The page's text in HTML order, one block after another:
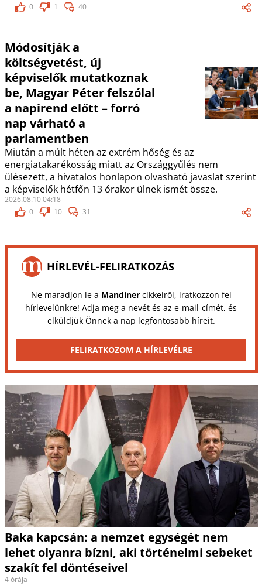
0
1 40
Módosítják a
költségvetést, új
képviselők mutatkoznak
be, Magyar Péter felszólal
a napirend előtt – forró
nap várható a
parlamentben
Miután a múlt héten az extrém hőség és az
energiatakarékosság miatt az Országgyűlés nem
ülésezett, a hivatalos honlapon olvasható javaslat szerint
a képviselők hétfőn 13 órakor ülnek ismét össze.
2026.08.10 04:18
0
10 31
HÍRLEVÉL-FELIRATKOZÁS
Ne maradjon le a Mandinercikkeiről, iratkozzon fel
hírlevelünkre! Adja meg a nevét és az e-mail-címét, és
elküldjük Önnek a nap legfontosabb híreit.
FELIRATKOZOM A HÍRLEVÉLRE
Baka kapcsán: a nemzet egységét nem
lehet olyanra bízni, aki történelmi sebeket
szakít fel döntéseivel
4 órája